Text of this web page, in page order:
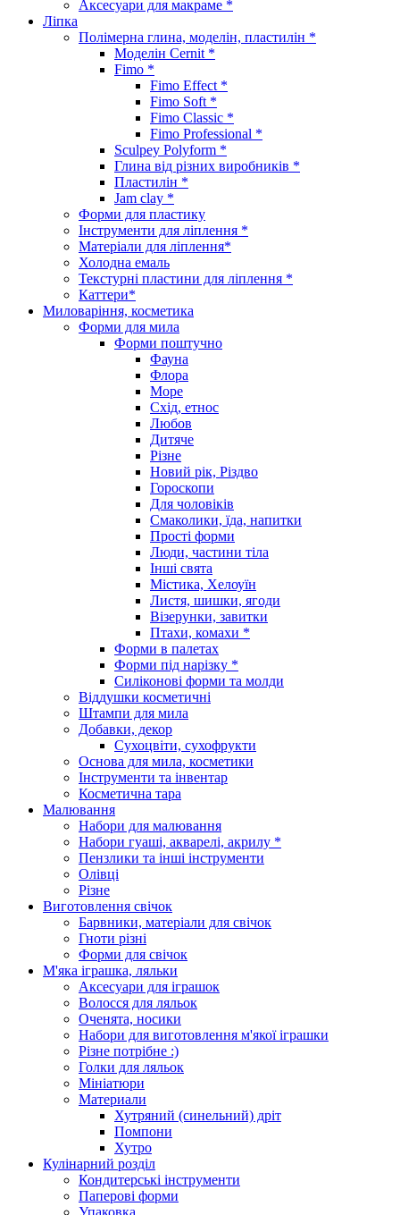
Аксесуари для макраме *
Ліпка
Полімерна глина, моделін, пластилін *
Моделін Cernit *
Fimo *
Fimo Effect *
Fimo Soft *
Fimo Classic *
Fimo Professional *
Sculpey Polyform *
Глина від різних виробників *
Пластилін *
Jam clay *
Форми для пластику
Інструменти для ліплення *
Матеріали для ліплення*
Холодна емаль
Текстурні пластини для ліплення *
Каттери*
Миловаріння, косметика
Форми для мила
Форми поштучно
Фауна
Флора
Море
Схід, етнос
Любов
Дитяче
Різне
Новий рік, Різдво
Гороскопи
Для чоловіків
Смаколики, їда, напитки
Прості форми
Люди, частини тіла
Інші свята
Містика, Хелоуїн
Листя, шишки, ягоди
Візерунки, завитки
Птахи, комахи *
Форми в палетах
Форми під нарізку *
Силіконові форми та молди
Віддушки косметичні
Штампи для мила
Добавки, декор
Сухоцвіти, сухофрукти
Основа для мила, косметики
Інструменти та інвентар
Косметична тара
Малювання
Набори для малювання
Набори гуаші, акварелі, акрилу *
Пензлики та інші інструменти
Олівці
Різне
Виготовлення свічок
Барвники, матеріали для свічок
Гноти різні
Форми для свічок
М'яка іграшка, ляльки
Аксесуари для іграшок
Волосся для ляльок
Оченята, носики
Набори для виготовлення м'якої іграшки
Різне потрібне :)
Голки для ляльок
Мініатюри
Материали
Хутряний (синельний) дріт
Помпони
Хутро
Кулінарний розділ
Кондитерські інструменти
Паперові форми
Упаковка